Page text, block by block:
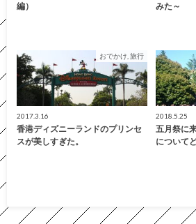
編）
みた～
おでかけ, 旅行
2017.3.16
香港ディズニーランドのプリンセ
スが美しすぎた。
2018.5.25
五月祭に
について